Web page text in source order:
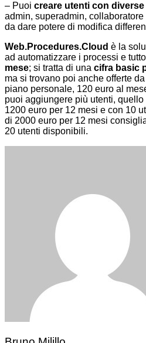
– Puoi creare utenti con
admin, superadmin,
da dare potere di modifica
Web.Procedures.Cloud è la
ad automatizzare i processi e
mese; si tratta di una cifra basic
ma si trovano poi anche offerte
piano personale, 120 euro al
puoi aggiungere più utenti,
1200 euro per 12 mesi e con 10
di 2000 euro per 12 mesi
20 utenti disponibili.